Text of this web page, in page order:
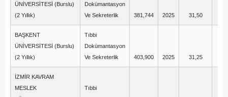
ÜNİVERSİTESİ (Burslu)
(2 Yıllık)
Dokümantasyon
Ve Sekreterlik
381,744 2025 31,50
BAŞKENT
ÜNİVERSİTESİ (Burslu)
(2 Yıllık)
Tıbbi
Dokümantasyon
Ve Sekreterlik
403,900 2025 31,25
İZMİR KAVRAM
MESLEK
Tıbbi